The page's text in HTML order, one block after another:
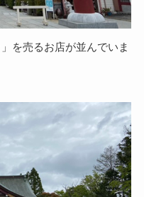
を売るお店が並んでいま